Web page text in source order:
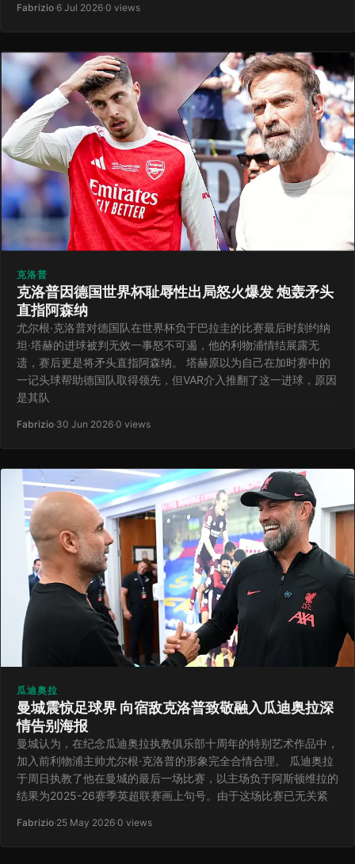
Fabrizio·6 Jul 2026·0 views
克洛普
克洛普因德国世界杯耻辱性出局怒火爆发 炮轰矛头
直指阿森纳
尤尔根·克洛普对德国队在世界杯负于巴拉圭的比赛最后时刻约纳
坦·塔赫的进球被判无效一事怒不可遏，他的利物浦情结展露无
遗，赛后更是将矛头直指阿森纳。 塔赫原以为自己在加时赛中的
一记头球帮助德国队取得领先，但VAR介入推翻了这一进球，原因
是其队
Fabrizio·30 Jun 2026·0 views
瓜迪奥拉
曼城震惊足球界 向宿敌克洛普致敬融入瓜迪奥拉深
情告别海报
曼城认为，在纪念瓜迪奥拉执教俱乐部十周年的特别艺术作品中，
加入前利物浦主帅尤尔根·克洛普的形象完全合情合理。 瓜迪奥拉
于周日执教了他在曼城的最后一场比赛，以主场负于阿斯顿维拉的
结果为2025-26赛季英超联赛画上句号。由于这场比赛已无关紧
Fabrizio·25 May 2026·0 views